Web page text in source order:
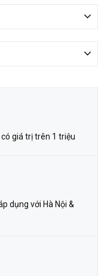
giá trị trên 1 triệu
dụng với Hà Nội &